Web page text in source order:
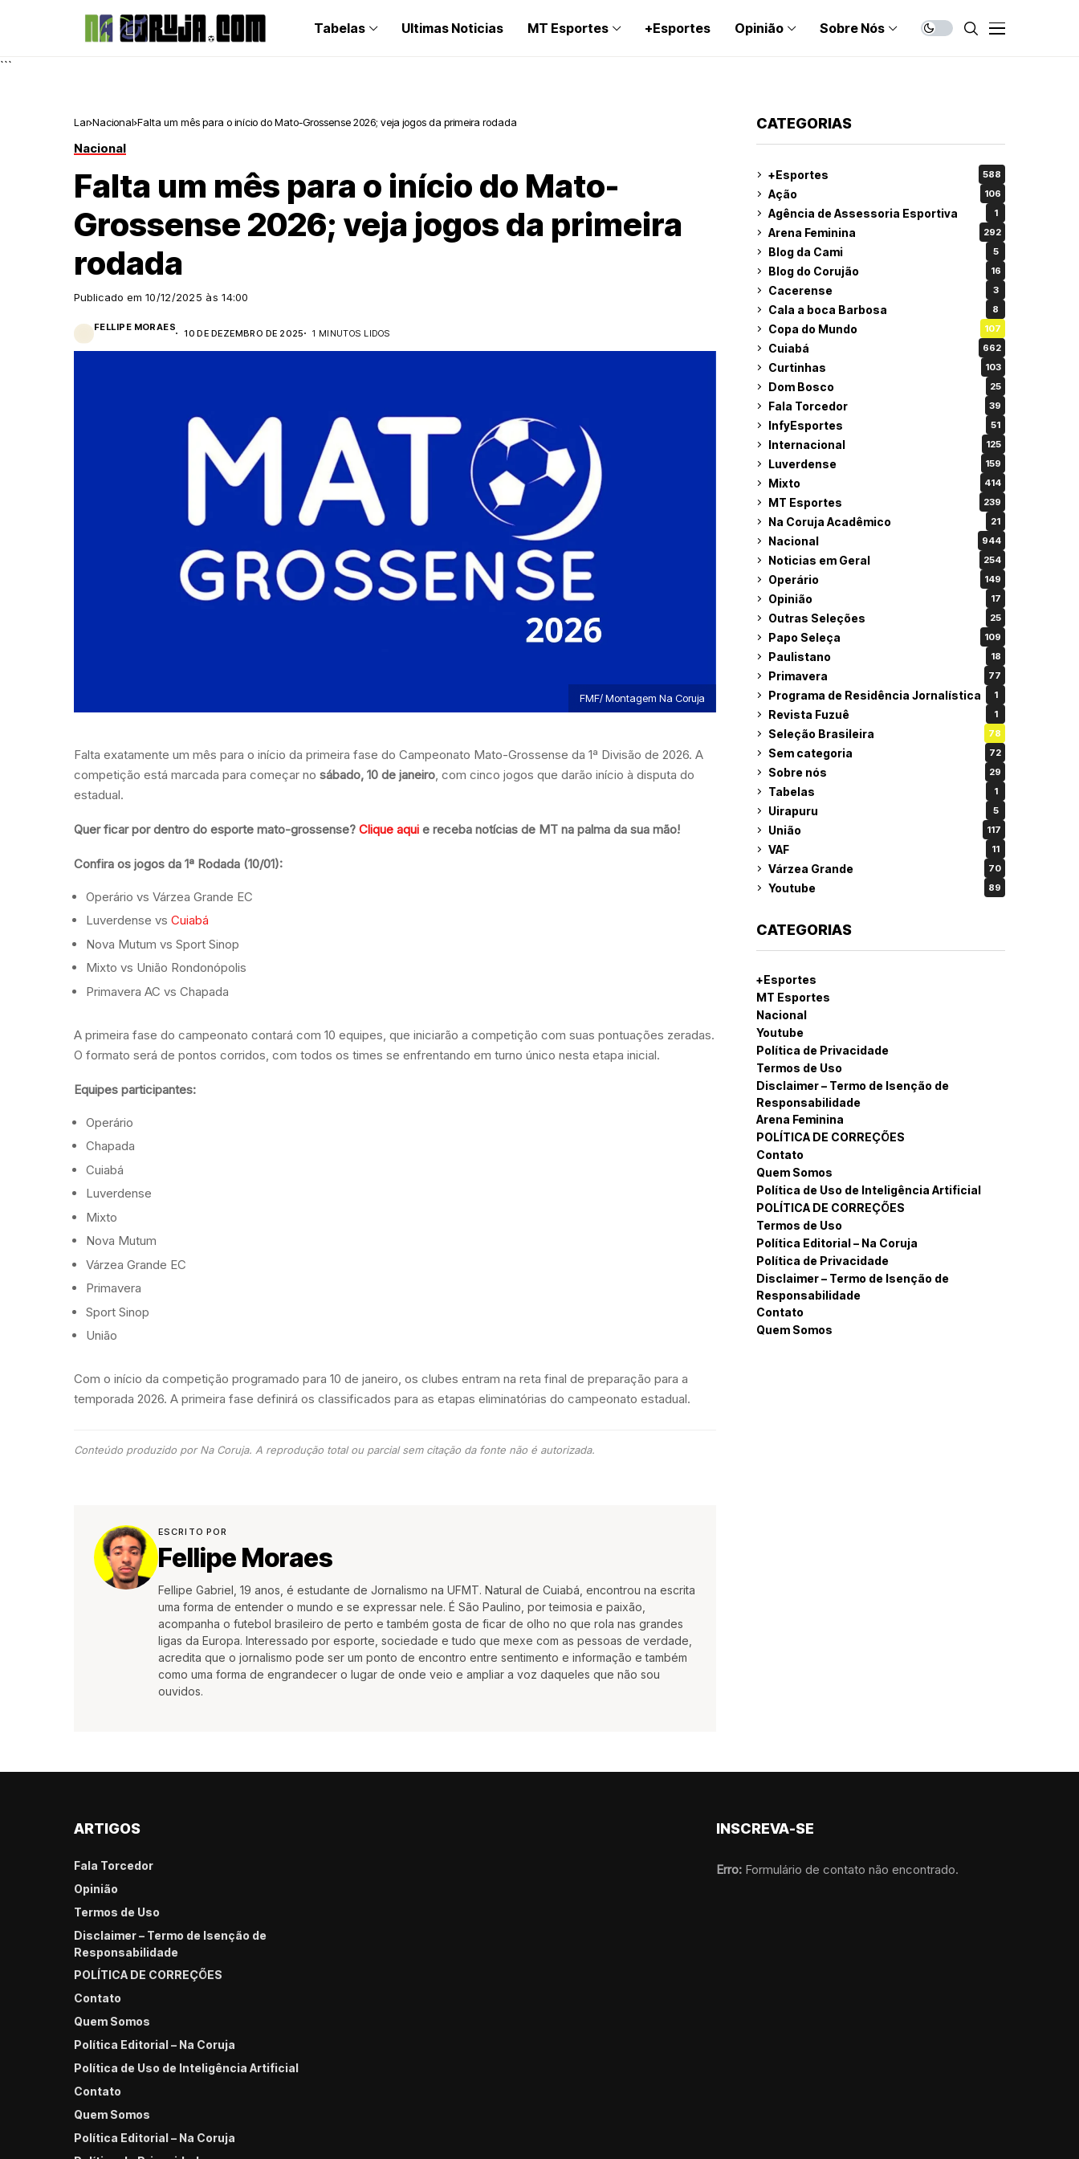
Tabelas Ultimas Noticias MT Esportes +Esportes Opinião Sobre Nós
```
Lar Nacional Falta um mês para o início do Mato-Grossense 2026; veja jogos da primeira rodada
Nacional
Falta um mês para o início do Mato-
Grossense 2026; veja jogos da primeira
rodada
Publicado em 10/12/2025 às 14:00
FELLIPE MORAES
10 DE DEZEMBRO DE 2025 1 MINUTOS LIDOS
FMF/ Montagem Na Coruja
Falta exatamente um mês para o início da primeira fase do Campeonato Mato-Grossense da 1ª Divisão de 2026. A
competição está marcada para começar no sábado, 10 de janeiro, com cinco jogos que darão início à disputa do
estadual.
Quer ficar por dentro do esporte mato-grossense? Clique aqui e receba notícias de MT na palma da sua mão!
Confira os jogos da 1ª Rodada (10/01):
Operário vs Várzea Grande EC
Luverdense vs Cuiabá
Nova Mutum vs Sport Sinop
Mixto vs União Rondonópolis
Primavera AC vs Chapada
A primeira fase do campeonato contará com 10 equipes, que iniciarão a competição com suas pontuações zeradas.
O formato será de pontos corridos, com todos os times se enfrentando em turno único nesta etapa inicial.
Equipes participantes:
Operário
Chapada
Cuiabá
Luverdense
Mixto
Nova Mutum
Várzea Grande EC
Primavera
Sport Sinop
União
Com o início da competição programado para 10 de janeiro, os clubes entram na reta final de preparação para a
temporada 2026. A primeira fase definirá os classificados para as etapas eliminatórias do campeonato estadual.
Conteúdo produzido por Na Coruja. A reprodução total ou parcial sem citação da fonte não é autorizada.
ESCRITO POR
Fellipe Moraes
Fellipe Gabriel, 19 anos, é estudante de Jornalismo na UFMT. Natural de Cuiabá, encontrou na escrita
uma forma de entender o mundo e se expressar nele. É São Paulino, por teimosia e paixão,
acompanha o futebol brasileiro de perto e também gosta de ficar de olho no que rola nas grandes
ligas da Europa. Interessado por esporte, sociedade e tudo que mexe com as pessoas de verdade,
acredita que o jornalismo pode ser um ponto de encontro entre sentimento e informação e também
como uma forma de engrandecer o lugar de onde veio e ampliar a voz daqueles que não sou
ouvidos.
CATEGORIAS
+Esportes 588
Ação 106
Agência de Assessoria Esportiva 1
Arena Feminina 292
Blog da Cami 5
Blog do Corujão 16
Cacerense 3
Cala a boca Barbosa 8
Copa do Mundo 107
Cuiabá 662
Curtinhas 103
Dom Bosco 25
Fala Torcedor 39
InfyEsportes 51
Internacional 125
Luverdense 159
Mixto 414
MT Esportes 239
Na Coruja Acadêmico 21
Nacional 944
Noticias em Geral 254
Operário 149
Opinião 17
Outras Seleções 25
Papo Seleça 109
Paulistano 18
Primavera 77
Programa de Residência Jornalística 1
Revista Fuzuê 1
Seleção Brasileira 78
Sem categoria 72
Sobre nós 29
Tabelas 1
Uirapuru 5
União 117
VAF 11
Várzea Grande 70
Youtube 89
CATEGORIAS
+Esportes
MT Esportes
Nacional
Youtube
Política de Privacidade
Termos de Uso
Disclaimer – Termo de Isenção de
Responsabilidade
Arena Feminina
POLÍTICA DE CORREÇÕES
Contato
Quem Somos
Política de Uso de Inteligência Artificial
POLÍTICA DE CORREÇÕES
Termos de Uso
Política Editorial – Na Coruja
Política de Privacidade
Disclaimer – Termo de Isenção de
Responsabilidade
Contato
Quem Somos
ARTIGOS
Fala Torcedor
Opinião
Termos de Uso
Disclaimer – Termo de Isenção de
Responsabilidade
POLÍTICA DE CORREÇÕES
Contato
Quem Somos
Política Editorial – Na Coruja
Política de Uso de Inteligência Artificial
Contato
Quem Somos
Política Editorial – Na Coruja
INSCREVA-SE
Erro: Formulário de contato não encontrado.